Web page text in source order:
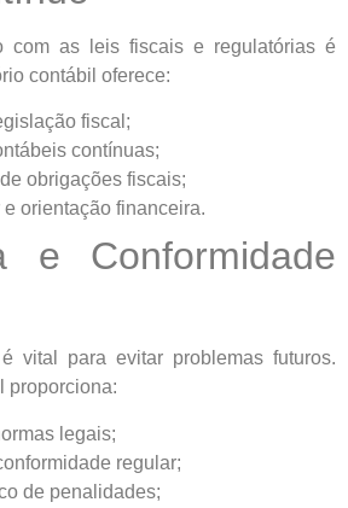
com as leis fiscais e regulatórias é
contábil oferece:
fiscal;
contínuas;
obrigações fiscais;
orientação financeira.
e Conformidade
vital para evitar problemas futuros.
proporciona:
legais;
regular;
de penalidades;